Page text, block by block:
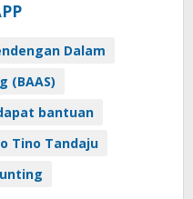
Dalam
(BAAS)
bantuan
Tino Tandaju